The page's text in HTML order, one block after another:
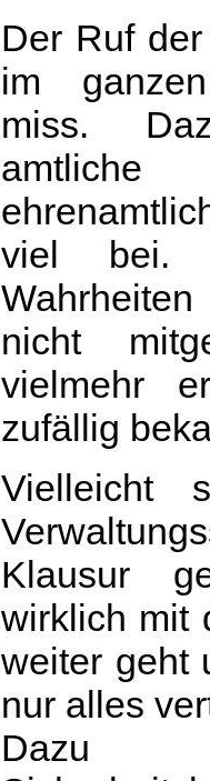
Der Ruf
im
miss.
viel bei.
nicht
vielmehr
zufällig
Vielleicht
Klausur
wirklich mit
weiter geht
nur alles
Dazu